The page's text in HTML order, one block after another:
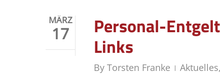
MÄRZ
17 Personal-
Links
By Torsten Franke Aktuelles,